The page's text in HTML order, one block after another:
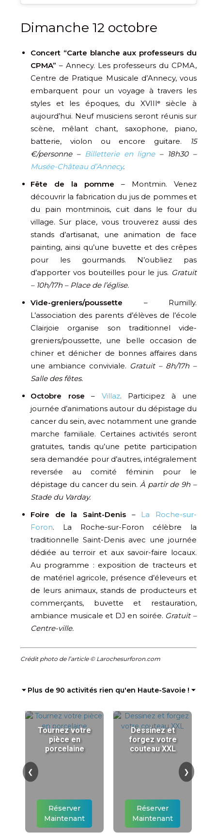
Dimanche 12 octobre
Concert “Carte blanche aux professeurs du
CPMA” – Annecy. Les professeurs du CPMA,
Centre de Pratique Musicale d’Annecy, vous
embarquent pour un voyage à travers les
styles et les époques, du XVIIIᵉ siècle à
aujourd’hui. Neuf musiciens seront réunis sur
scène, mêlant chant, saxophone, piano,
batterie, violon ou encore guitare.
15
€/personne – Billetterie en ligne– 18h30 –
Musée-Château d’Annecy.
Fête de la pomme – Montmin. Venez
découvrir la fabrication du jus de pommes et
du pain montminois, cuit dans le four du
village. Sur place, vous trouverez aussi des
stands d’artisanat, une animation de face
painting, ainsi qu’une buvette et des crêpes
pour les gourmands. N’oubliez pas
d’apporter vos bouteilles pour le jus. Gratuit
– 10h/17h – Place de l’église.
Vide-greniers/poussette – Rumilly.
L’association des parents d’élèves de l’école
Clairjoie organise son traditionnel vide-
greniers/poussette, une belle occasion de
chiner et dénicher de bonnes affaires dans
une ambiance conviviale. Gratuit – 8h/17h –
Salle des fêtes.
Octobre rose – Villaz. Participez à une
journée d’animations autour du dépistage du
cancer du sein, avec notamment une grande
marche familiale. Certaines activités seront
gratuites, tandis qu’une petite participation
sera demandée pour d’autres, intégralement
reversée au comité féminin pour le
dépistage du cancer du sein. À partir de 9h –
Stade du Varday.
Foire de la Saint-Denis – La Roche-sur-
Foron. La Roche-sur-Foron célèbre la
traditionnelle Saint-Denis avec une journée
dédiée au terroir et aux savoir-faire locaux.
Au programme : exposition de tracteurs et
de matériel agricole, présence d’éleveurs et
de leurs animaux, stands de producteurs et
commerçants, buvette et restauration,
ambiance musicale et DJ en soirée. Gratuit –
Centre-ville.
Crédit photo de l’article © Larochesurforon.com
⏷ Plus de 90 activités rien qu'en Haute-Savoie ! ⏷
Tournez votre
pièce en
porcelaine
Réserver
Maintenant
Dessinez et
forgez votre
couteau XXL
Réserver
Maintenant
❮ ❯